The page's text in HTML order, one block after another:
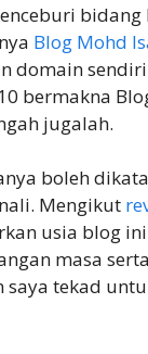
Blog Mohd
domain
bermakna
jugalah.
boleh
Mengikut
usia blog
masa
saya tekad